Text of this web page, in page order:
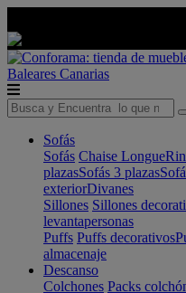
Baleares Canarias
Sofás
Sofás Chaise Longue
plazasSofás 3 plazas
exteriorDivanes
Sillones Sillones
levantapersonas
Puffs Puffs decorativos
almacenaje
Descanso
Colchones Packs